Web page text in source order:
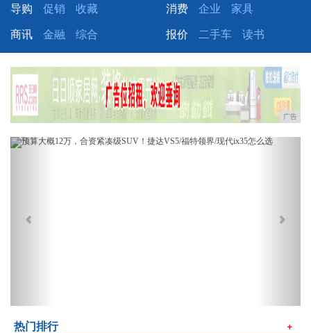
导购 促销 收藏 消费 企业 家具
商讯 金融 综合 报价 二手车 读书
广告
Previous
热门排行 ＋